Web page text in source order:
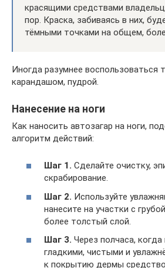
красящими средствами
пор. Краска, забиваясь в них,
тёмными точками на общем,
Иногда разумнее воспользоваться
карандашом, пудрой.
Нанесение на ноги
Как наносить автозагар на ноги,
алгоритм действий:
Шаг 1. Сделайте очистку,
скрабирование.
Шаг 2. Используйте
нанесите на участки с
более толстый слой.
Шаг 3. Через полчаса,
гладкими, чистыми и
к покрытию дермы